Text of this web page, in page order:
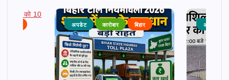
अपडेट कारोबार बिहार अपडेट